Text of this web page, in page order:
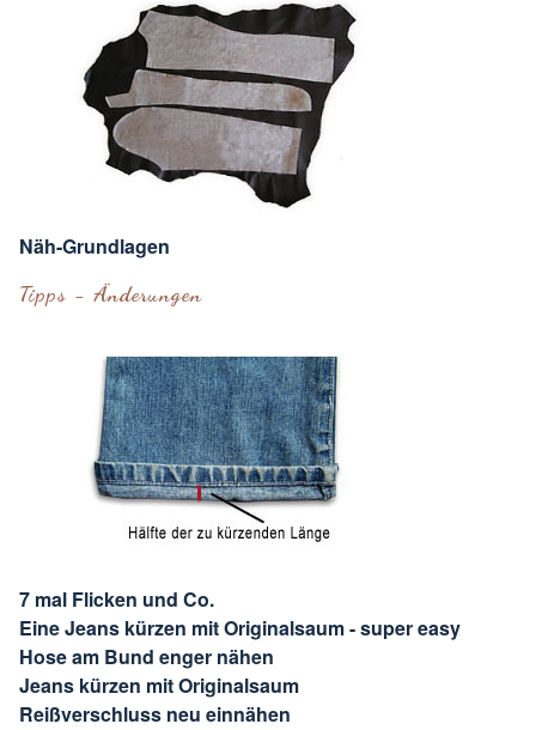
Näh-Grundlagen
Tipps - Änderungen
7 mal Flicken und Co.
Eine Jeans kürzen mit Originalsaum - super easy
Hose am Bund enger nähen
Jeans kürzen mit Originalsaum
Reißverschluss neu einnähen